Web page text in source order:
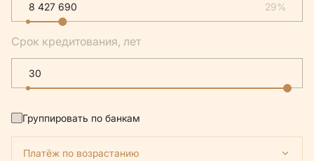
29%
Срок кредитования, лет
Группировать по банкам
Платёж по возрастанию